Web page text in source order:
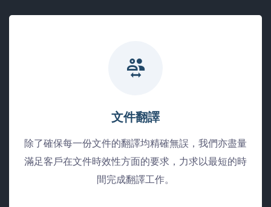
文件翻譯
除了確保每一份文件的翻譯均精確無誤，我們亦盡量
滿足客戶在文件時效性方面的要求，力求以最短的時
間完成翻譯工作。